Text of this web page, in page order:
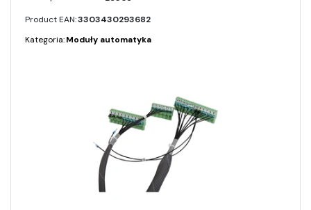
Product EAN:3303430293682
Kategoria:Moduły automatyka